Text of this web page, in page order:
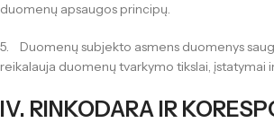
duomenų apsaugos principų.
5. Duomenų subjekto asmens duomenys
reikalauja duomenų tvarkymo tikslai, įstatymai
IV. RINKODARA IR